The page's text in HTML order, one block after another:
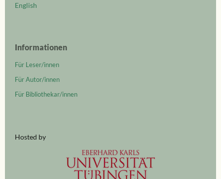
English
Informationen
Für Leser/innen
Für Autor/innen
Für Bibliothekar/innen
Hosted by